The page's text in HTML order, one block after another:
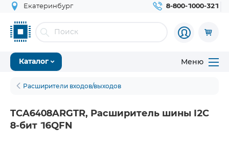
Екатеринбург 8-800-1000-321
Каталог Меню
Расширители входов/выходов
TCA6408ARGTR, Расширитель шины I2C
8-бит 16QFN